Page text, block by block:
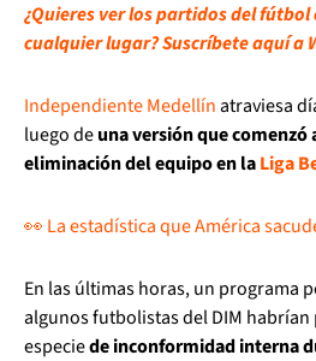
¿Quieres ver los partidos del
cualquier lugar? Suscríbete aquí a
Independiente Medellínatraviesa
luego deuna versión que comenzó
eliminación del equipo en laLiga
👀 La estadística que América
En las últimas horas, un programa
algunos futbolistas del DIM
especiede inconformidad interna